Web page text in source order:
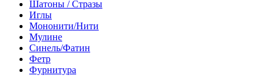
Шатоны / Стразы
Иглы
Мононити/Нити
Мулине
Синель/Фатин
Фетр
Фурнитура